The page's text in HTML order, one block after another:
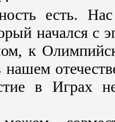
есть.
начался с
к
в Играх